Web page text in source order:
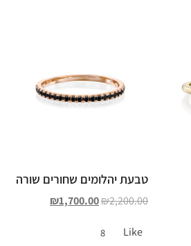
טבעת יהלומים שחורים שורה
₪2,200.00
₪1,700.00
Like
8